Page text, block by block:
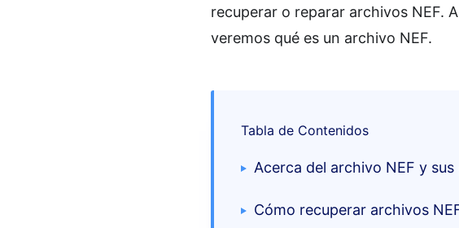
recuperar o reparar archivos NEF.
veremos qué es un archivo NEF.
Tabla de Contenidos
Acerca del archivo NEF y
Cómo recuperar archivos